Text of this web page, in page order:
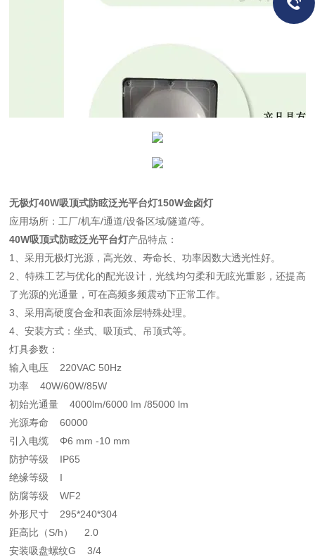
无极灯40W吸顶式防眩泛光平台灯150W金卤灯
应用场所：工厂/机车/通道/设备区域/隧道/等。
40W吸顶式防眩泛光平台灯产品特点：
1、采用无极灯光源，高光效、寿命长、功率因数大透光性好。
2、特殊工艺与优化的配光设计，光线均匀柔和无眩光重影，还提高
了光源的光通量，可在高频多频震动下正常工作。
3、采用高硬度合金和表面涂层特殊处理。
4、安装方式：坐式、吸顶式、吊顶式等。
灯具参数：
输入电压 220VAC 50Hz
功率 40W/60W/85W
初始光通量 4000lm/6000 lm /85000 lm
光源寿命 60000
引入电缆 Φ6 mm -10 mm
防护等级 IP65
绝缘等级 Ι
防腐等级 WF2
外形尺寸 295*240*304
距高比（S/h） 2.0
安装吸盘螺纹G 3/4